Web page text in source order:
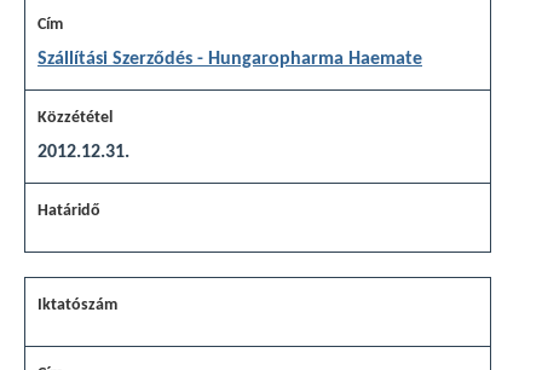
Szállítási Szerződés - Hungaropharma Haemate
2012.12.31.